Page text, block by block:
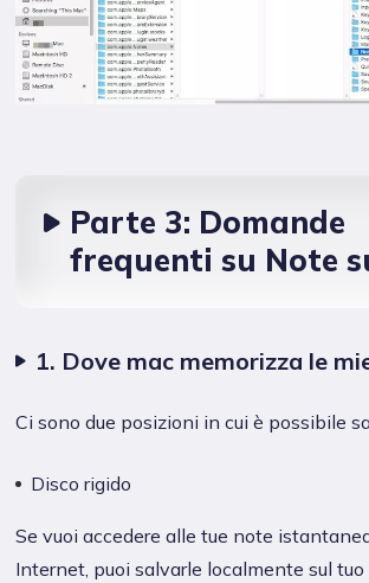
Parte 3: Domande
frequenti su Note
1. Dove mac memorizza le
Ci sono due posizioni in cui è possibile
Disco rigido
Se vuoi accedere alle tue note
Internet, puoi salvarle localmente sul tuo